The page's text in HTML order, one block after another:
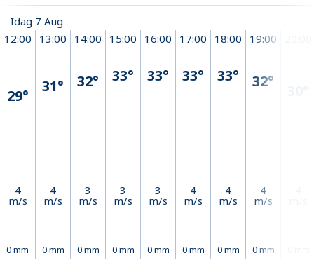
Idag 7 Aug
12:00
29°
4
m/s
0 mm
13:00
31°
4
m/s
0 mm
14:00
32°
3
m/s
0 mm
15:00
33°
3
m/s
0 mm
16:00
33°
3
m/s
0 mm
17:00
33°
4
m/s
0 mm
18:00
33°
4
m/s
0 mm
19:00
32°
4
m/s
0 mm